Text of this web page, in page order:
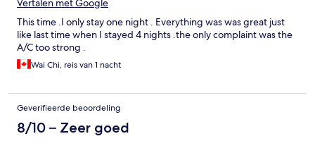
Vertalen met Google
This time .I only stay one night . Everything was was great just
like last time when I stayed 4 nights .the only complaint was the
A/C too strong .
Wai Chi, reis van 1 nacht
Geverifieerde beoordeling
8/10 – Zeer goed